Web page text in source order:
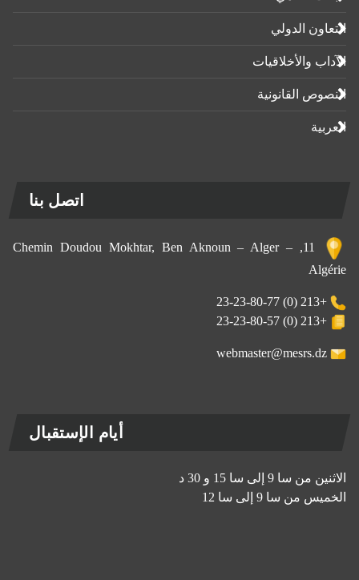
التعاون الدولي
الآداب واﻷخلاقيات
النصوص القانونية
العربية
اتصل بنا
11, Chemin Doudou Mokhtar, Ben Aknoun – Alger –
Algérie
+213 (0) 23-23-80-77
+213 (0) 23-23-80-57
webmaster@mesrs.dz
أيام الإستقبال
الاثنين من سا 9 إلى سا 15 و 30 د
الخميس من سا 9 إلى سا 12